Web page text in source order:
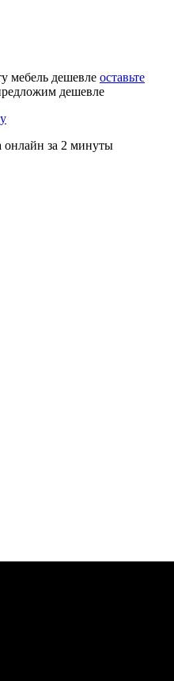
мебель дешевле оставьте
дешевле
онлайн за 2 минуты